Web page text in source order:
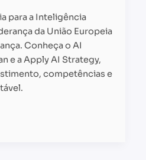
para a Inteligência
da União Europeia
Conheça o AI
e a Apply AI Strategy,
competências e